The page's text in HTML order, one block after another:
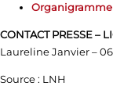
Organigramme
CONTACT PRESSE –
Laureline Janvier – 06
Source : LNH